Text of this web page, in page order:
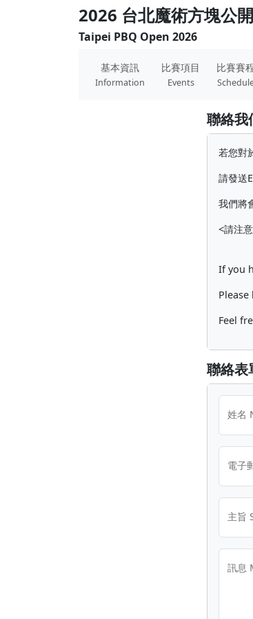
2026 台北魔術方塊公開
Taipei PBQ Open 2026
基本資訊
Information
比賽項目
Events
比賽賽
聯絡我
若您對
請發送
我們將
<請注
If you
Feel
聯絡表
姓名
電子
主旨
訊息